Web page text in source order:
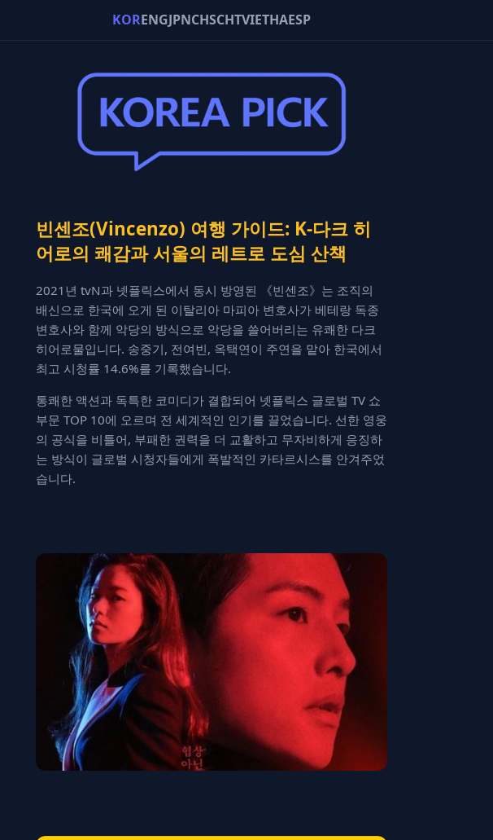
KORENGJPNCHSCHTVIETHAESP
빈센조(Vincenzo) 여행 가이드: K-다크 히
어로의 쾌감과 서울의 레트로 도심 산책
2021년 tvN과 넷플릭스에서 동시 방영된 《빈센조》는 조직의
배신으로 한국에 오게 된 이탈리아 마피아 변호사가 베테랑 독종
변호사와 함께 악당의 방식으로 악당을 쓸어버리는 유쾌한 다크
히어로물입니다. 송중기, 전여빈, 옥택연이 주연을 맡아 한국에서
최고 시청률 14.6%를 기록했습니다.
통쾌한 액션과 독특한 코미디가 결합되어 넷플릭스 글로벌 TV 쇼
부문 TOP 10에 오르며 전 세계적인 인기를 끌었습니다. 선한 영웅
의 공식을 비틀어, 부패한 권력을 더 교활하고 무자비하게 응징하
는 방식이 글로벌 시청자들에게 폭발적인 카타르시스를 안겨주었
습니다.